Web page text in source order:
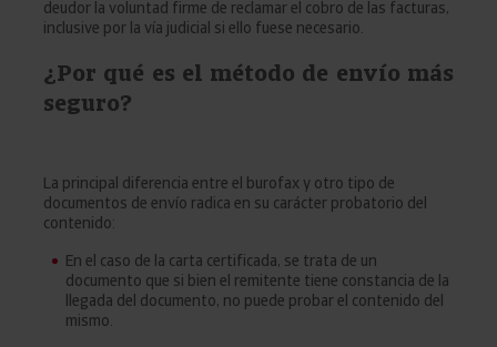
deudor la voluntad firme de reclamar el cobro de las facturas,
inclusive por la vía judicial si ello fuese necesario.
¿Por qué es el método de envío más
seguro?
La principal diferencia entre el burofax y otro tipo de
documentos de envío radica en su carácter probatorio del
contenido:
En el caso de la carta certificada, se trata de un
documento que si bien el remitente tiene constancia de la
llegada del documento, no puede probar el contenido del
mismo.